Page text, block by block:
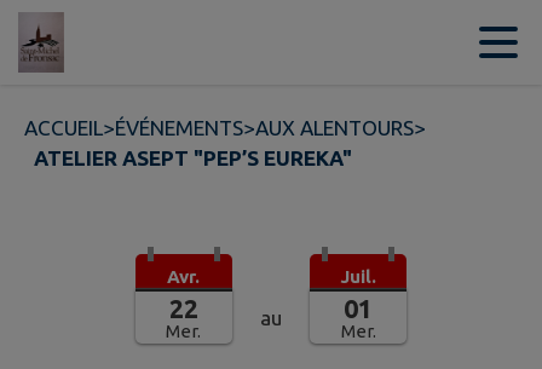
Contenu
ACCUEIL>ÉVÉNEMENTS>AUX ALENTOURS>
ATELIER ASEPT "PEP’S EUREKA"
Avr.
22
Mer.
au
Juil.
01
Mer.